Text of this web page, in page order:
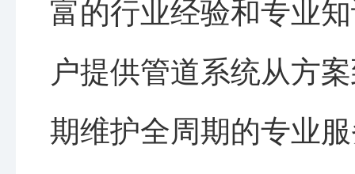
富的行业经验和专业
户提供管道系统从方
期维护全周期的专业